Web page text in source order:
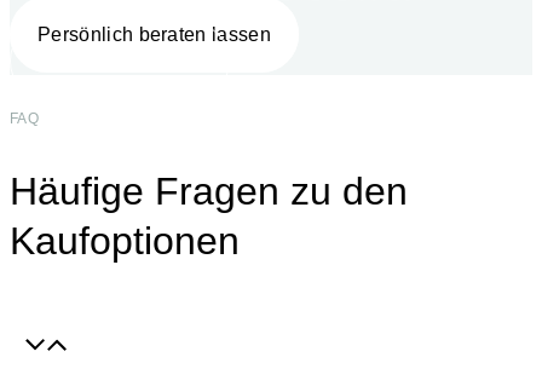
Persönlich beraten lassen
FAQ
Häufige Fragen zu den
Kaufoptionen